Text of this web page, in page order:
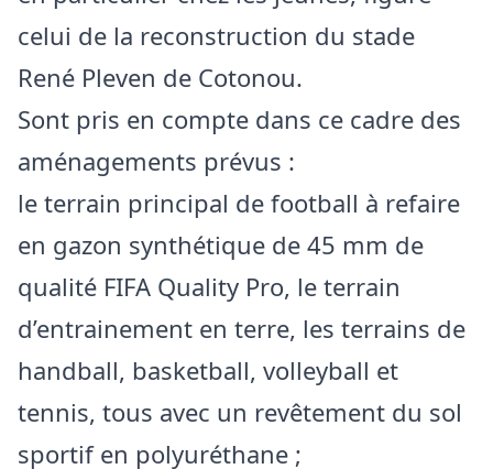
celui de la reconstruction du stade
René Pleven de Cotonou.
Sont pris en compte dans ce cadre des
aménagements prévus :
le terrain principal de football à refaire
en gazon synthétique de 45 mm de
qualité FIFA Quality Pro, le terrain
d’entrainement en terre, les terrains de
handball, basketball, volleyball et
tennis, tous avec un revêtement du sol
sportif en polyuréthane ;